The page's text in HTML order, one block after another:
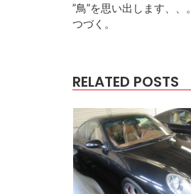
”鳥”を思い出します、、。
つづく。
RELATED POSTS